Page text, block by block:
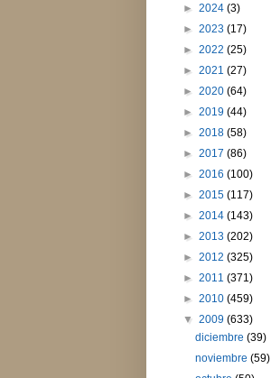
► 2024 (3)
► 2023 (17)
► 2022 (25)
► 2021 (27)
► 2020 (64)
► 2019 (44)
► 2018 (58)
► 2017 (86)
► 2016 (100)
► 2015 (117)
► 2014 (143)
► 2013 (202)
► 2012 (325)
► 2011 (371)
► 2010 (459)
▼ 2009 (633)
diciembre(39)
noviembre(59)